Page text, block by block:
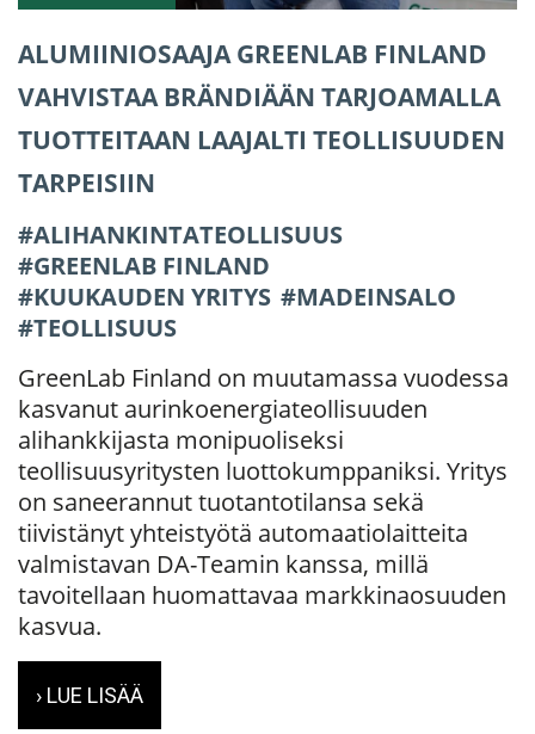
ALUMIINIOSAAJA GREENLAB FINLAND
VAHVISTAA BRÄNDIÄÄN TARJOAMALLA
TUOTTEITAAN LAAJALTI TEOLLISUUDEN
TARPEISIIN
ALIHANKINTATEOLLISUUS
GREENLAB FINLAND
KUUKAUDEN YRITYS
MADEINSALO
TEOLLISUUS
GreenLab Finland on muutamassa vuodessa
kasvanut aurinkoenergiateollisuuden
alihankkijasta monipuoliseksi
teollisuusyritysten luottokumppaniksi. Yritys
on saneerannut tuotantotilansa sekä
tiivistänyt yhteistyötä automaatiolaitteita
valmistavan DA-Teamin kanssa, millä
tavoitellaan huomattavaa markkinaosuuden
kasvua.
› LUE LISÄÄ